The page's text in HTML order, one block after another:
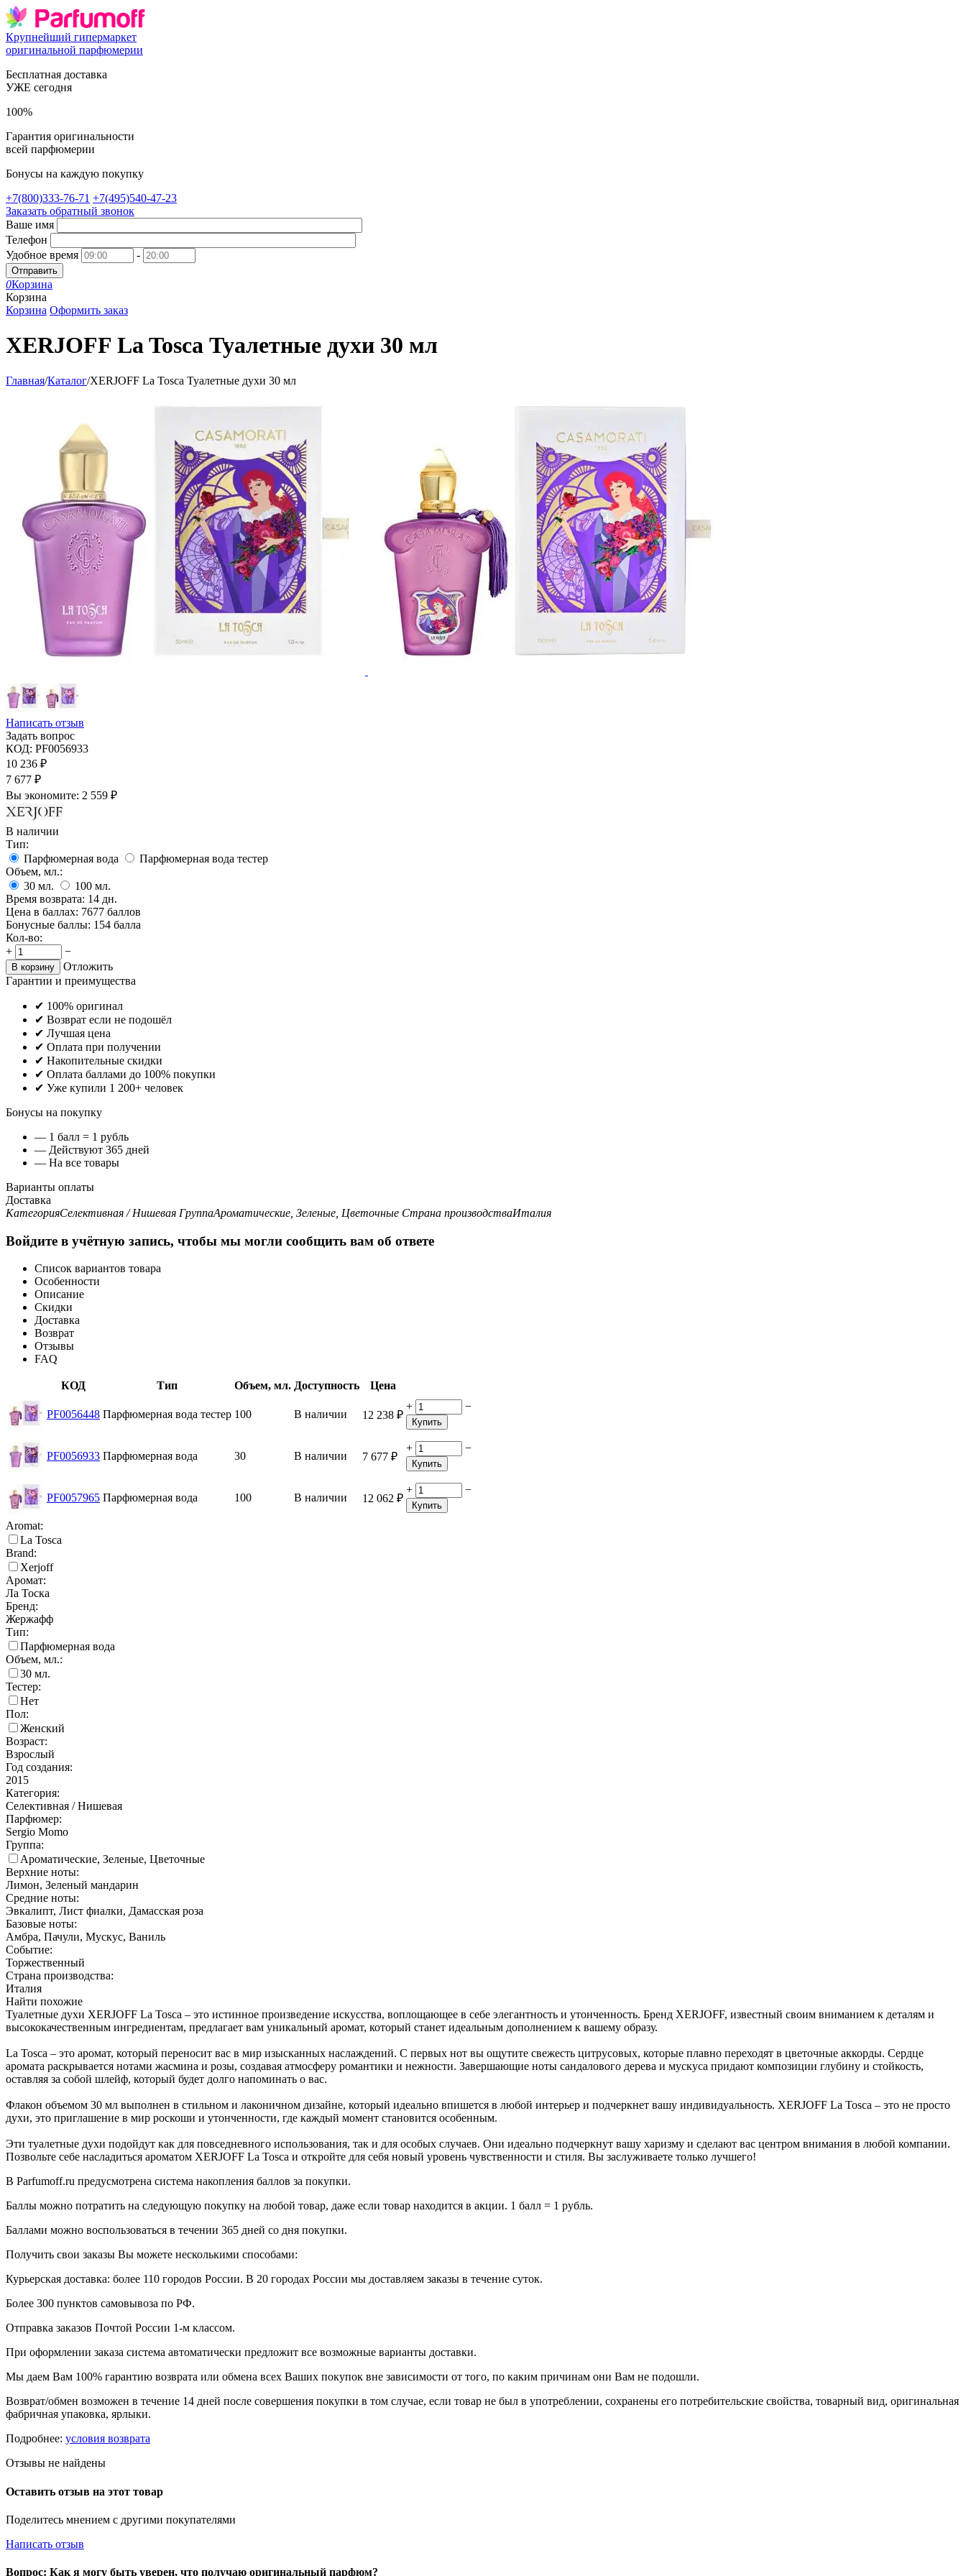
Крупнейший гипермаркет
оригинальной парфюмерии
Бесплатная доставка
УЖЕ сегодня
100%
Гарантия оригинальности
всей парфюмерии
Бонусы на каждую покупку
+7(800)333-76-71 +7(495)540-47-23
Заказать обратный звонок
Ваше имя
Телефон
Удобное время
-
Отправить
0Корзина
Корзина
Корзина Оформить заказ
XERJOFF La Tosca Туалетные духи 30 мл
Главная/Каталог/XERJOFF La Tosca Туалетные духи 30 мл
Написать отзыв
Задать вопрос
КОД: PF0056933
10 236 ₽
7 677 ₽
Вы экономите: 2 559 ₽
В наличии
Тип:
Парфюмерная вода
Парфюмерная вода тестер
Объем, мл.:
30 мл. 100 мл.
Время возврата: 14 дн.
Цена в баллах: 7677 баллов
Бонусные баллы: 154 балла
Кол-во:
+
−
В корзину
Отложить
Гарантии и преимущества
✔ 100% оригинал
✔ Возврат если не подошёл
✔ Лучшая цена
✔ Оплата при получении
✔ Накопительные скидки
✔ Оплата баллами до 100% покупки
✔ Уже купили 1 200+ человек
Бонусы на покупку
— 1 балл = 1 рубль
— Действуют 365 дней
— На все товары
Варианты оплаты
Доставка
КатегорияСелективная / Нишевая ГруппаАроматические, Зеленые, Цветочные Страна производстваИталия
Войдите в учётную запись, чтобы мы могли сообщить вам об ответе
Список вариантов товара
Особенности
Описание
Скидки
Доставка
Возврат
Отзывы
FAQ
КОД Тип Объем, мл. Доступность Цена
PF0056448 Парфюмерная вода тестер 100 В наличии 12 238 ₽
+ −
Купить
PF0056933 Парфюмерная вода 30 В наличии 7 677 ₽
+ −
Купить
PF0057965 Парфюмерная вода 100 В наличии 12 062 ₽
+ −
Купить
Aromat:
La Tosca
Brand:
Xerjoff
Аромат:
Ла Тоска
Бренд:
Жержафф
Тип:
Парфюмерная вода
Объем, мл.:
30 мл.
Тестер:
Нет
Пол:
Женский
Возраст:
Взрослый
Год создания:
2015
Категория:
Селективная / Нишевая
Парфюмер:
Sergio Momo
Группа:
Ароматические, Зеленые, Цветочные
Верхние ноты:
Лимон, Зеленый мандарин
Средние ноты:
Эвкалипт, Лист фиалки, Дамасская роза
Базовые ноты:
Амбра, Пачули, Мускус, Ваниль
Событие:
Торжественный
Страна производства:
Италия
Найти похожие
Туалетные духи XERJOFF La Tosca – это истинное произведение искусства, воплощающее в себе элегантность и утонченность. Бренд XERJOFF, известный своим вниманием к деталям и
высококачественным ингредиентам, предлагает вам уникальный аромат, который станет идеальным дополнением к вашему образу.
La Tosca – это аромат, который переносит вас в мир изысканных наслаждений. С первых нот вы ощутите свежесть цитрусовых, которые плавно переходят в цветочные аккорды. Сердце
аромата раскрывается нотами жасмина и розы, создавая атмосферу романтики и нежности. Завершающие ноты сандалового дерева и мускуса придают композиции глубину и стойкость,
оставляя за собой шлейф, который будет долго напоминать о вас.
Флакон объемом 30 мл выполнен в стильном и лаконичном дизайне, который идеально впишется в любой интерьер и подчеркнет вашу индивидуальность. XERJOFF La Tosca – это не просто
духи, это приглашение в мир роскоши и утонченности, где каждый момент становится особенным.
Эти туалетные духи подойдут как для повседневного использования, так и для особых случаев. Они идеально подчеркнут вашу харизму и сделают вас центром внимания в любой компании.
Позвольте себе насладиться ароматом XERJOFF La Tosca и откройте для себя новый уровень чувственности и стиля. Вы заслуживаете только лучшего!
В Parfumoff.ru предусмотрена система накопления баллов за покупки.
Баллы можно потратить на следующую покупку на любой товар, даже если товар находится в акции. 1 балл = 1 рубль.
Баллами можно воспользоваться в течении 365 дней со дня покупки.
Получить свои заказы Вы можете несколькими способами:
Курьерская доставка: более 110 городов России. В 20 городах России мы доставляем заказы в течение суток.
Более 300 пунктов самовывоза по РФ.
Отправка заказов Почтой России 1-м классом.
При оформлении заказа система автоматически предложит все возможные варианты доставки.
Мы даем Вам 100% гарантию возврата или обмена всех Ваших покупок вне зависимости от того, по каким причинам они Вам не подошли.
Возврат/обмен возможен в течение 14 дней после совершения покупки в том случае, если товар не был в употреблении, сохранены его потребительские свойства, товарный вид, оригинальная
фабричная упаковка, ярлыки.
Подробнее: условия возврата
Отзывы не найдены
Оставить отзыв на этот товар
Поделитесь мнением с другими покупателями
Написать отзыв
Вопрос: Как я могу быть уверен, что получаю оригинальный парфюм?